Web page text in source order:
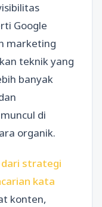
Google
marketing
teknik yang
banyak
di
organik.
strategi
kata
konten,